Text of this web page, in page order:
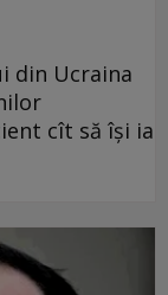
din Ucraina
cît să își ia